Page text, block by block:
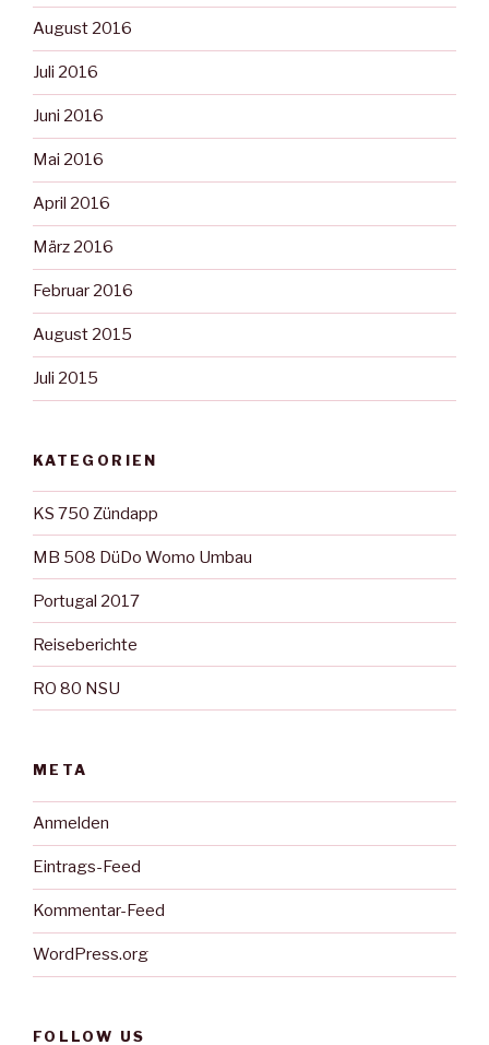
August 2016
Juli 2016
Juni 2016
Mai 2016
April 2016
März 2016
Februar 2016
August 2015
Juli 2015
KATEGORIEN
KS 750 Zündapp
MB 508 DüDo Womo Umbau
Portugal 2017
Reiseberichte
RO 80 NSU
META
Anmelden
Eintrags-Feed
Kommentar-Feed
WordPress.org
FOLLOW US